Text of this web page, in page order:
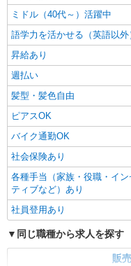
ミドル（40代～）活躍中
語学力を活かせる（英語以外
昇給あり
週払い
髪型・髪色自由
ピアスOK
バイク通勤OK
社会保険あり
各種手当（家族・役職・イン
ティブなど）あり
社員登用あり
同じ職種から求人を探す
販